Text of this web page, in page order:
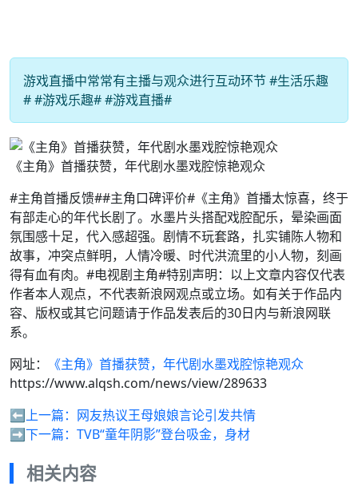
游戏直播中常常有主播与观众进行互动环节 #生活乐趣
# #游戏乐趣# #游戏直播#
《主角》首播获赞，年代剧水墨戏腔惊艳观众
#主角首播反馈##主角口碑评价#《主角》首播太惊喜，终于
有部走心的年代长剧了。水墨片头搭配戏腔配乐，晕染画面
氛围感十足，代入感超强。剧情不玩套路，扎实铺陈人物和
故事，冲突点鲜明，人情冷暖、时代洪流里的小人物，刻画
得有血有肉。#电视剧主角#特别声明：以上文章内容仅代表
作者本人观点，不代表新浪网观点或立场。如有关于作品内
容、版权或其它问题请于作品发表后的30日内与新浪网联
系。
网址：
《主角》首播获赞，年代剧水墨戏腔惊艳观众
https://www.alqsh.com/news/view/289633
⬅️上一篇： 网友热议王母娘娘言论引发共情
➡️下一篇： TVB“童年阴影”登台吸金，身材
相关内容